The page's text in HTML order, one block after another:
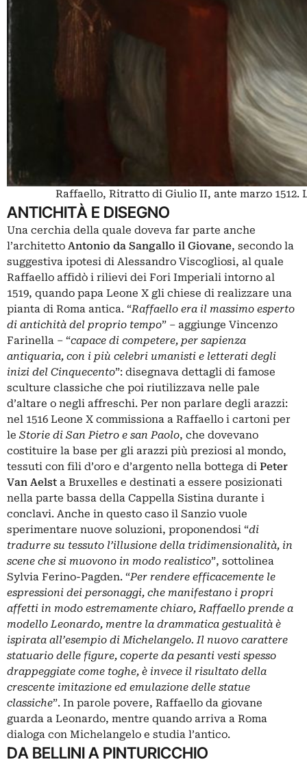
Raffaello, Ritratto di Giulio II, ante marzo
ANTICHITÀ E DISEGNO
Una cerchia della quale doveva far parte anche
l’architetto Antonio da Sangallo il Giovane, secondo la
suggestiva ipotesi di Alessandro Viscogliosi, al quale
Raffaello affidò i rilievi dei Fori Imperiali intorno al
1519, quando papa Leone X gli chiese di realizzare una
pianta di Roma antica. “Raffaello era il massimo esperto
di antichità del proprio tempo” ‒ aggiunge Vincenzo
Farinella ‒ “capace di competere, per sapienza
antiquaria, con i più celebri umanisti e letterati degli
inizi del Cinquecento”: disegnava dettagli di famose
sculture classiche che poi riutilizzava nelle pale
d’altare o negli affreschi. Per non parlare degli arazzi:
nel 1516 Leone X commissiona a Raffaello i cartoni per
le Storie di San Pietro e san Paolo, che dovevano
costituire la base per gli arazzi più preziosi al mondo,
tessuti con fili d’oro e d’argento nella bottega di Peter
Van Aelst a Bruxelles e destinati a essere posizionati
nella parte bassa della Cappella Sistina durante i
conclavi. Anche in questo caso il Sanzio vuole
sperimentare nuove soluzioni, proponendosi “di
tradurre su tessuto l’illusione della tridimensionalità, in
scene che si muovono in modo realistico”, sottolinea
Sylvia Ferino-Pagden. “Per rendere efficacemente le
espressioni dei personaggi, che manifestano i propri
affetti in modo estremamente chiaro, Raffaello prende a
modello Leonardo, mentre la drammatica gestualità è
ispirata all’esempio di Michelangelo. Il nuovo carattere
statuario delle figure, coperte da pesanti vesti spesso
drappeggiate come toghe, è invece il risultato della
crescente imitazione ed emulazione delle statue
classiche”. In parole povere, Raffaello da giovane
guarda a Leonardo, mentre quando arriva a Roma
dialoga con Michelangelo e studia l’antico.
DA BELLINI A PINTURICCHIO